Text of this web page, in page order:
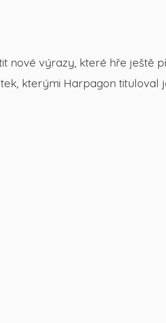
nové výrazy, které hře ještě
kterými Harpagon tituloval